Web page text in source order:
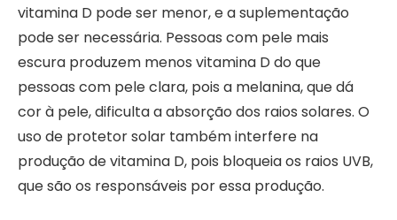
vitamina D pode ser menor, e a suplementação
pode ser necessária. Pessoas com pele mais
escura produzem menos vitamina D do que
pessoas com pele clara, pois a melanina, que dá
cor à pele, dificulta a absorção dos raios solares. O
uso de protetor solar também interfere na
produção de vitamina D, pois bloqueia os raios UVB,
que são os responsáveis por essa produção.